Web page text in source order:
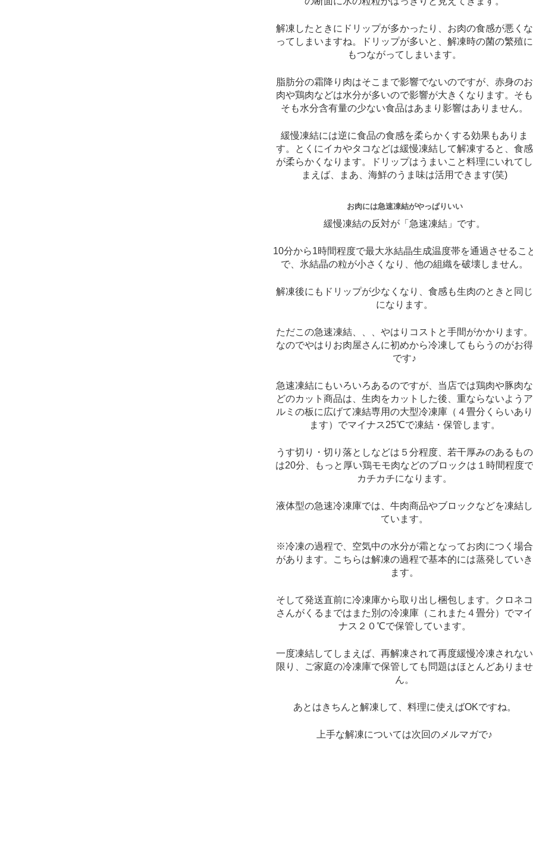
解凍したときにドリップが多かったり、お肉の食感が悪くな
ってしまいますね。ドリップが多いと、解凍時の菌の繁殖に
もつながってしまいます。
脂肪分の霜降り肉はそこまで影響でないのですが、赤身のお
肉や鶏肉などは水分が多いので影響が大きくなります。そも
そも水分含有量の少ない食品はあまり影響はありません。
緩慢凍結には逆に食品の食感を柔らかくする効果もありま
す。とくにイカやタコなどは緩慢凍結して解凍すると、食感
が柔らかくなります。ドリップはうまいこと料理にいれてし
まえば、まあ、海鮮のうま味は活用できます(笑)
お肉には急速凍結がやっぱりいい
緩慢凍結の反対が「急速凍結」です。
10分から1時間程度で最大氷結晶生成温度帯を通過させるこ
で、氷結晶の粒が小さくなり、他の組織を破壊しません。
解凍後にもドリップが少なくなり、食感も生肉のときと同じ
になります。
ただこの急速凍結、、、やはりコストと手間がかかります。
なのでやはりお肉屋さんに初めから冷凍してもらうのがお得
です♪
急速凍結にもいろいろあるのですが、当店では鶏肉や豚肉な
どのカット商品は、生肉をカットした後、重ならないようア
ルミの板に広げて凍結専用の大型冷凍庫（４畳分くらいあり
ます）でマイナス25℃で凍結・保管します。
うす切り・切り落としなどは５分程度、若干厚みのあるもの
は20分、もっと厚い鶏モモ肉などのブロックは１時間程度で
カチカチになります。
液体型の急速冷凍庫では、牛肉商品やブロックなどを凍結し
ています。
※冷凍の過程で、空気中の水分が霜となってお肉につく場合
があります。こちらは解凍の過程で基本的には蒸発していき
ます。
そして発送直前に冷凍庫から取り出し梱包します。クロネコ
さんがくるまではまた別の冷凍庫（これまた４畳分）でマイ
ナス２０℃で保管しています。
一度凍結してしまえば、再解凍されて再度緩慢冷凍されない
限り、ご家庭の冷凍庫で保管しても問題はほとんどありませ
ん。
あとはきちんと解凍して、料理に使えばOKですね。
上手な解凍については次回のメルマガで♪